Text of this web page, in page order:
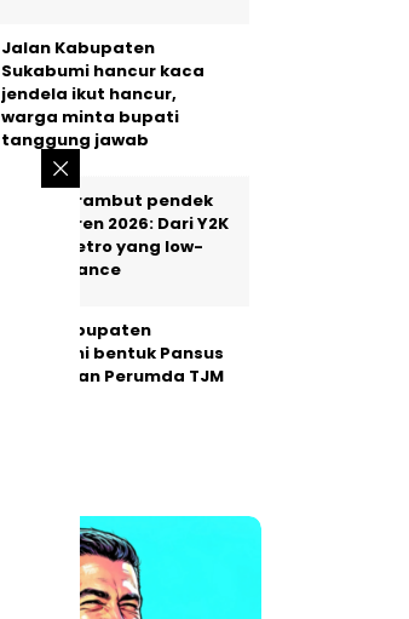
Jalan Kabupaten
Sukabumi hancur kaca
jendela ikut hancur,
warga minta bupati
tanggung jawab
5 model rambut pendek
wanita tren 2026: Dari Y2K
hingga retro yang low-
maintenance
DPRD Kabupaten
Sukabumi bentuk Pansus
perubahan Perumda TJM